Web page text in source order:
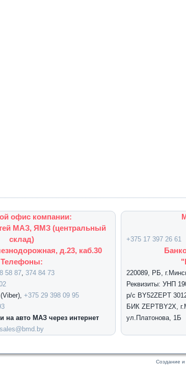
офис компании:
МАЗ, ЯМЗ (центральный
склад)
д.23, каб.30
Телефоны:
58 87, 374 84 73
(Viber),+375 29 398 09 95
на авто МАЗ через интернет
sales@bmd.by
+375 17 397 26 61
220089, РБ,
Реквизиты: УНП
р/с BY52ZEPT
БИК ZEPTBY2X,
ул.Платонова, 1Б
Создание и